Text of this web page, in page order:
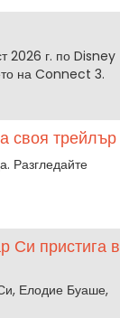
2026 г. по Disney
на Connect 3.
своя трейлър
Разгледайте
Си пристига в
Елодие Буаше,